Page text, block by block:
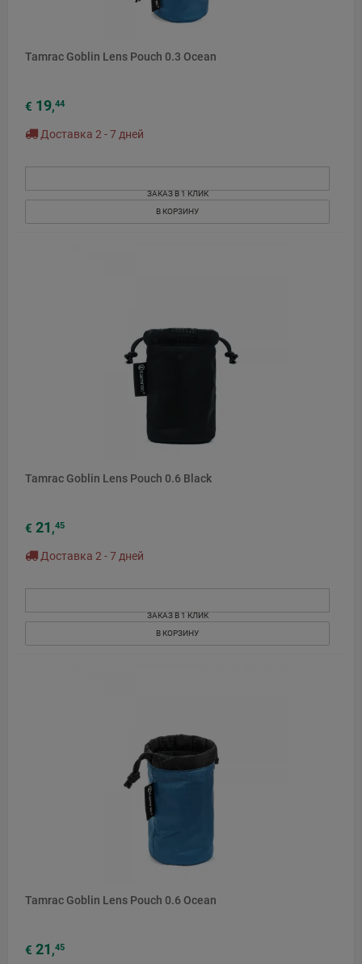
Tamrac Goblin Lens Pouch 0.3 Ocean
€ 19,44
Доставка 2 - 7 дней
ЗАКАЗ В 1 КЛИК
В КОРЗИНУ
Tamrac Goblin Lens Pouch 0.6 Black
€ 21 ,45
Доставка 2 - 7 дней
ЗАКАЗ В 1 КЛИК
В КОРЗИНУ
Tamrac Goblin Lens Pouch 0.6 Ocean
€ 21 ,45